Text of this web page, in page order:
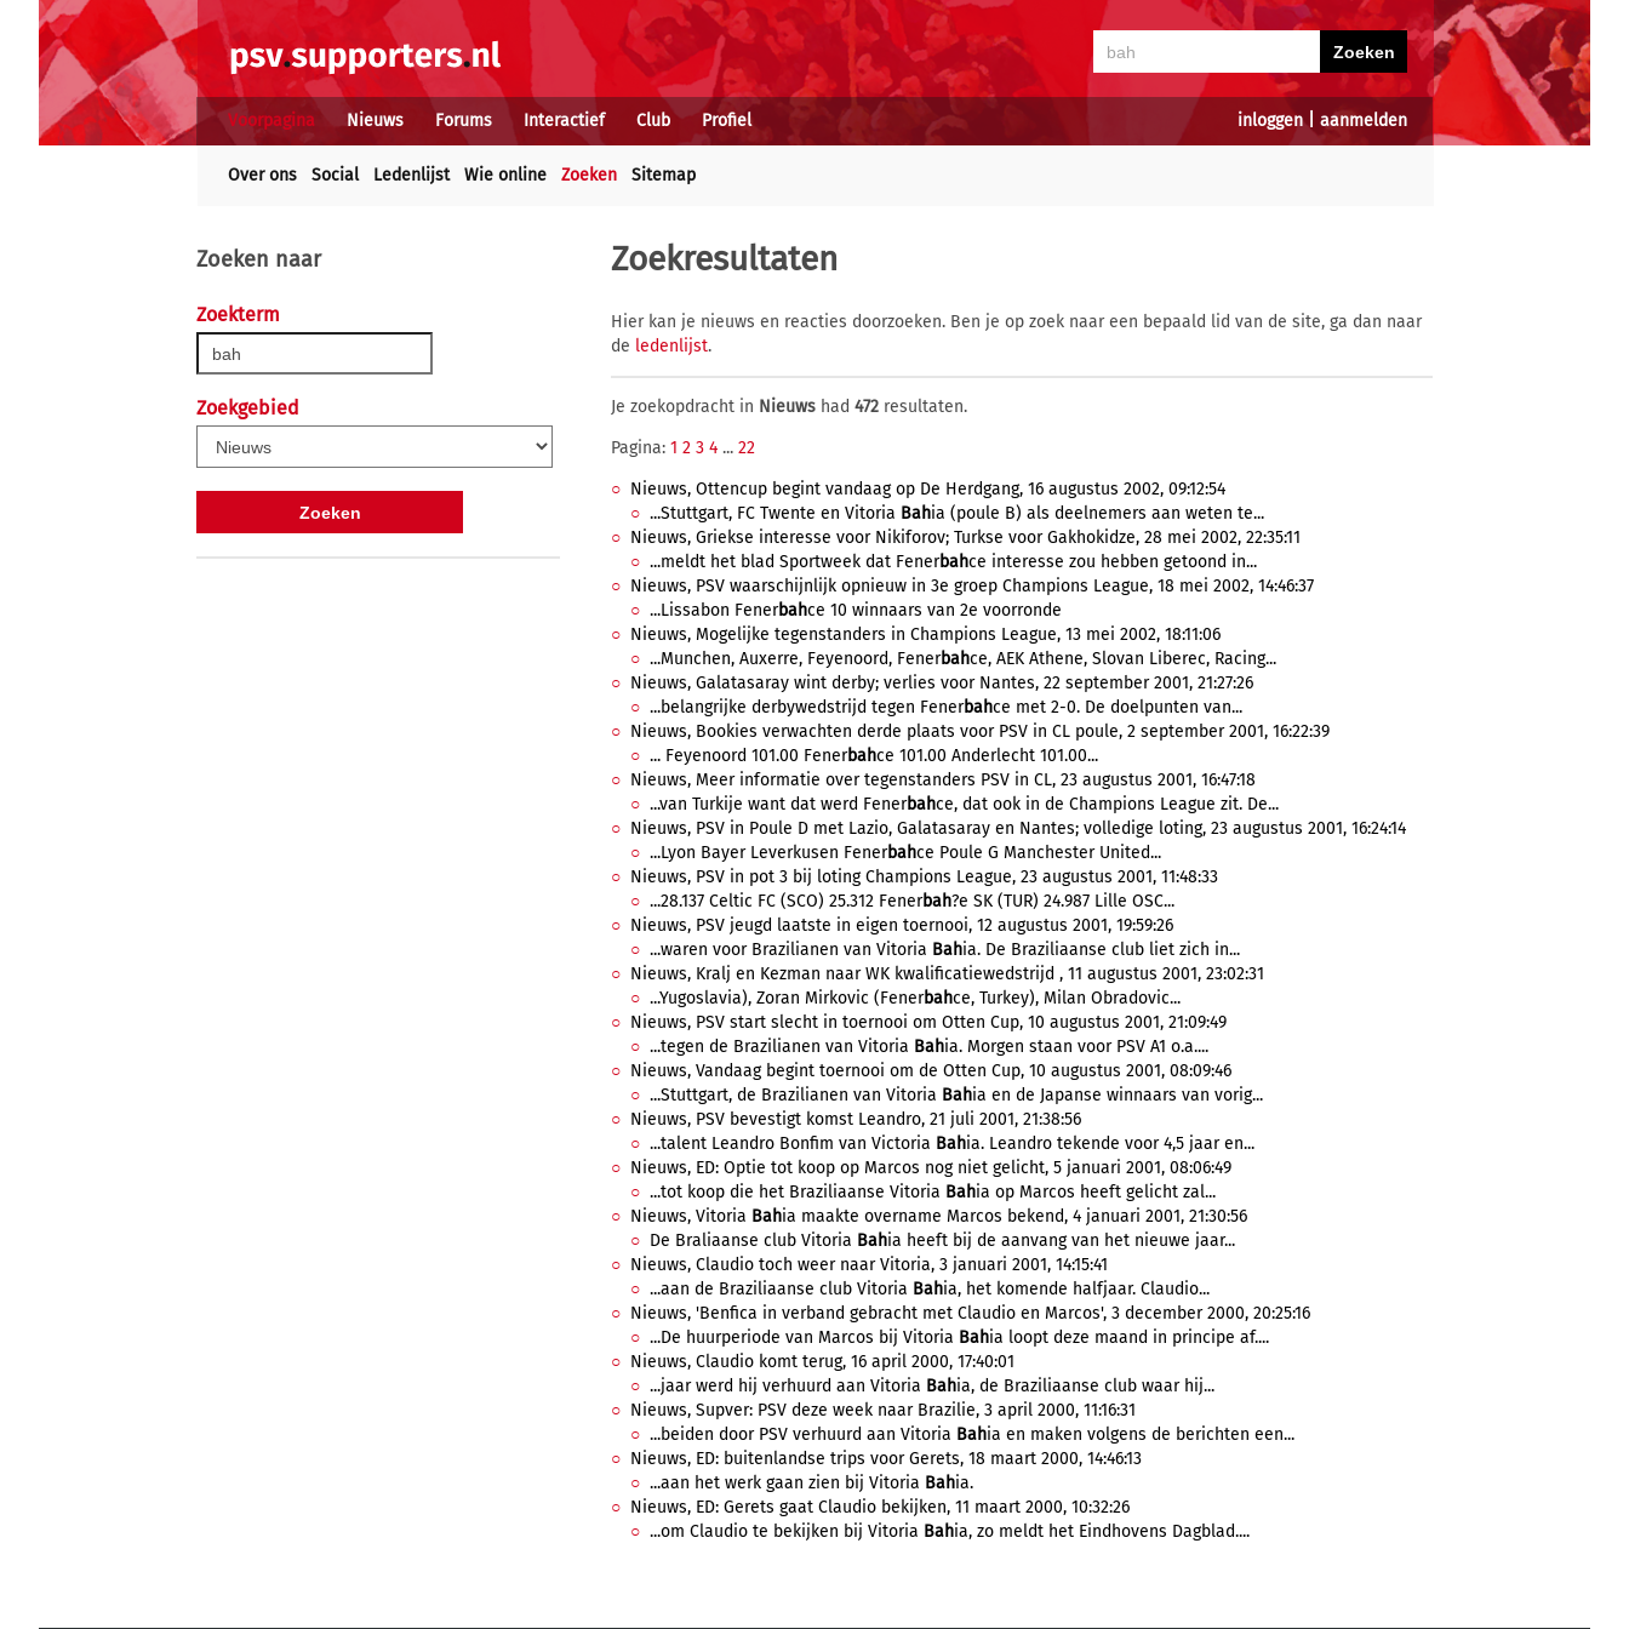
inloggen| aanmelden
Voorpagina Nieuws Forums Interactief Club Profiel
Over ons Social Ledenlijst Wie online Zoeken Sitemap
Zoeken naar
Zoekterm
Zoekgebied
Zoekresultaten
Hier kan je nieuws en reacties doorzoeken. Ben je op zoek naar een bepaald lid van de site, ga dan naar
de ledenlijst.
Je zoekopdracht in Nieuws had 472 resultaten.
Pagina: 1 2 3 4 ... 22
Nieuws, Ottencup begint vandaag op De Herdgang, 16 augustus 2002, 09:12:54
...Stuttgart, FC Twente en Vitoria Bahia (poule B) als deelnemers aan weten te...
Nieuws, Griekse interesse voor Nikiforov; Turkse voor Gakhokidze, 28 mei 2002, 22:35:11
...meldt het blad Sportweek dat Fenerbahce interesse zou hebben getoond in...
Nieuws, PSV waarschijnlijk opnieuw in 3e groep Champions League, 18 mei 2002, 14:46:37
...Lissabon Fenerbahce 10 winnaars van 2e voorronde
Nieuws, Mogelijke tegenstanders in Champions League, 13 mei 2002, 18:11:06
...Munchen, Auxerre, Feyenoord, Fenerbahce, AEK Athene, Slovan Liberec, Racing...
Nieuws, Galatasaray wint derby; verlies voor Nantes, 22 september 2001, 21:27:26
...belangrijke derbywedstrijd tegen Fenerbahce met 2-0. De doelpunten van...
Nieuws, Bookies verwachten derde plaats voor PSV in CL poule, 2 september 2001, 16:22:39
... Feyenoord 101.00 Fenerbahce 101.00 Anderlecht 101.00...
Nieuws, Meer informatie over tegenstanders PSV in CL, 23 augustus 2001, 16:47:18
...van Turkije want dat werd Fenerbahce, dat ook in de Champions League zit. De...
Nieuws, PSV in Poule D met Lazio, Galatasaray en Nantes; volledige loting, 23 augustus 2001, 16:24:14
...Lyon Bayer Leverkusen Fenerbahce Poule G Manchester United...
Nieuws, PSV in pot 3 bij loting Champions League, 23 augustus 2001, 11:48:33
...28.137 Celtic FC (SCO) 25.312 Fenerbah?e SK (TUR) 24.987 Lille OSC...
Nieuws, PSV jeugd laatste in eigen toernooi, 12 augustus 2001, 19:59:26
...waren voor Brazilianen van Vitoria Bahia. De Braziliaanse club liet zich in...
Nieuws, Kralj en Kezman naar WK kwalificatiewedstrijd , 11 augustus 2001, 23:02:31
...Yugoslavia), Zoran Mirkovic (Fenerbahce, Turkey), Milan Obradovic...
Nieuws, PSV start slecht in toernooi om Otten Cup, 10 augustus 2001, 21:09:49
...tegen de Brazilianen van Vitoria Bahia. Morgen staan voor PSV A1 o.a....
Nieuws, Vandaag begint toernooi om de Otten Cup, 10 augustus 2001, 08:09:46
...Stuttgart, de Brazilianen van Vitoria Bahia en de Japanse winnaars van vorig...
Nieuws, PSV bevestigt komst Leandro, 21 juli 2001, 21:38:56
...talent Leandro Bonfim van Victoria Bahia. Leandro tekende voor 4,5 jaar en...
Nieuws, ED: Optie tot koop op Marcos nog niet gelicht, 5 januari 2001, 08:06:49
...tot koop die het Braziliaanse Vitoria Bahia op Marcos heeft gelicht zal...
Nieuws, Vitoria Bahia maakte overname Marcos bekend, 4 januari 2001, 21:30:56
De Braliaanse club Vitoria Bahia heeft bij de aanvang van het nieuwe jaar...
Nieuws, Claudio toch weer naar Vitoria, 3 januari 2001, 14:15:41
...aan de Braziliaanse club Vitoria Bahia, het komende halfjaar. Claudio...
Nieuws, 'Benfica in verband gebracht met Claudio en Marcos', 3 december 2000, 20:25:16
...De huurperiode van Marcos bij Vitoria Bahia loopt deze maand in principe af....
Nieuws, Claudio komt terug, 16 april 2000, 17:40:01
...jaar werd hij verhuurd aan Vitoria Bahia, de Braziliaanse club waar hij...
Nieuws, Supver: PSV deze week naar Brazilie, 3 april 2000, 11:16:31
...beiden door PSV verhuurd aan Vitoria Bahia en maken volgens de berichten een...
Nieuws, ED: buitenlandse trips voor Gerets, 18 maart 2000, 14:46:13
...aan het werk gaan zien bij Vitoria Bahia.
Nieuws, ED: Gerets gaat Claudio bekijken, 11 maart 2000, 10:32:26
...om Claudio te bekijken bij Vitoria Bahia, zo meldt het Eindhovens Dagblad....